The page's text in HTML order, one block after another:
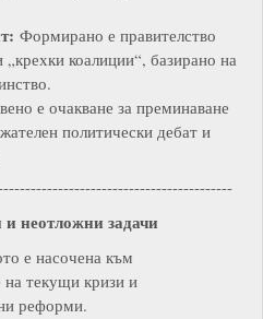
Формирано е правителство
коалиции“, базирано на
е очакване за преминаване
политически дебат и
неотложни задачи
е насочена към
на текущи кризи и
реформи.